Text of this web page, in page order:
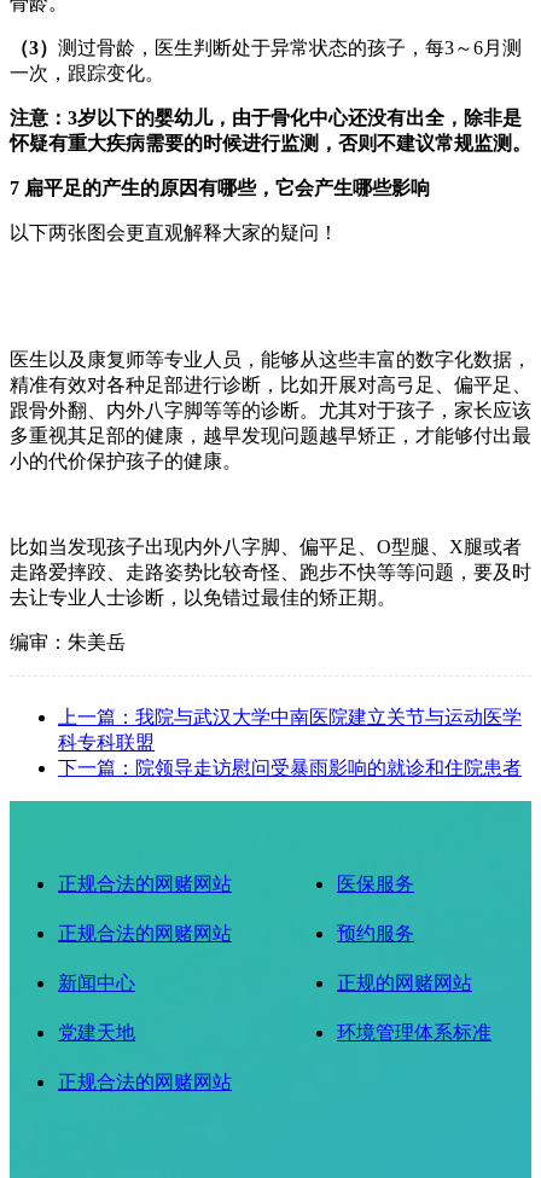
（3） 测过骨龄，医生判断处于异常状态的孩子，每3～6月测
一次，跟踪变化。
注意：3岁以下的婴幼儿，由于骨化中心还没有出全，除非是
怀疑有重大疾病需要的时候进行监测，否则不建议常规监测。
7 扁平足的产生的原因有哪些，它会产生哪些影响
以下两张图会更直观解释大家的疑问！
医生以及康复师等专业人员，能够从这些丰富的数字化数据，
精准有效对各种足部进行诊断，比如开展对高弓足、偏平足、
跟骨外翻、内外八字脚等等的诊断。尤其对于孩子，家长应该
多重视其足部的健康，越早发现问题越早矫正，才能够付出最
小的代价保护孩子的健康。
比如当发现孩子出现内外八字脚、偏平足、O型腿、X腿或者
走路爱摔跤、走路姿势比较奇怪、跑步不快等等问题，要及时
去让专业人士诊断，以免错过最佳的矫正期。
编审：朱美岳
上一篇：我院与武汉大学中南医院建立关节与运动医学
科专科联盟
下一篇：院领导走访慰问受暴雨影响的就诊和住院患者
正规合法的网赌网站
正规合法的网赌网站
新闻中心
党建天地
正规合法的网赌网站
医保服务
预约服务
正规的网赌网站
环境管理体系标准